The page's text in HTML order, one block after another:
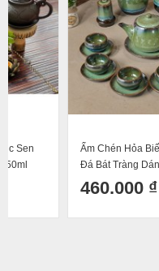
Ấm Chén Hỏa Biến Men Xanh
Đá Bát Tràng Dáng Hồng To
460.000 ₫